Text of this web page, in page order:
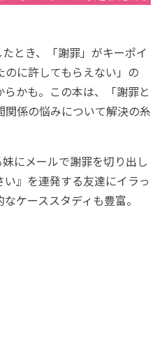
とき、「謝罪」がキーポイ
に許してもらえない」の
かも。この本は、「謝罪と
係の悩みについて解決の糸
にメールで謝罪を切り出し
』を連発する友達にイラっ
ケーススタディも豊富。